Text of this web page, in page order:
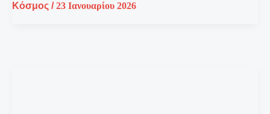
Κόσμος /23 Ιανουαρίου 2026